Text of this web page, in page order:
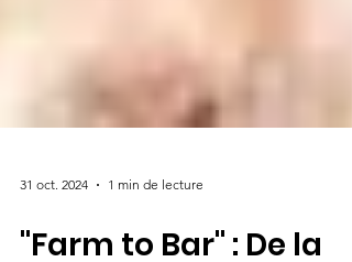
31 oct. 2024 1 min de lecture